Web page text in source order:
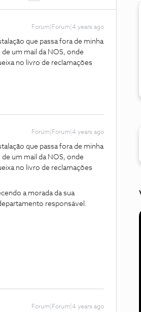
Forum|Forum|4 years ago
que passa fora de minha
um mail da NOS, onde
no livro de reclamações
Forum|Forum|4 years ago
que passa fora de minha
um mail da NOS, onde
no livro de reclamações
a morada da sua
responsável.
Forum|Forum|4 years ago